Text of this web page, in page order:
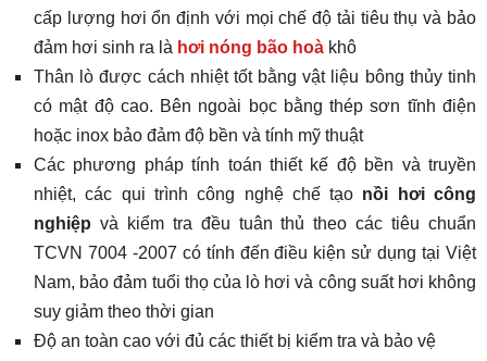
cấp lượng hơi ổn định với mọi chế độ tải tiêu thụ và bảo
đảm hơi sinh ra là hơi nóng bão hoà khô
Thân lò được cách nhiệt tốt bằng vật liệu bông thủy tinh
có mật độ cao. Bên ngoài bọc bằng thép sơn tĩnh điện
hoặc inox bảo đảm độ bền và tính mỹ thuật
Các phương pháp tính toán thiết kế độ bền và truyền
nhiệt, các qui trình công nghệ chế tạo nồi hơi công
nghiệp và kiểm tra đều tuân thủ theo các tiêu chuẩn
TCVN 7004 -2007 có tính đến điều kiện sử dụng tại Việt
Nam, bảo đảm tuổi thọ của lò hơi và công suất hơi không
suy giảm theo thời gian
Độ an toàn cao với đủ các thiết bị kiểm tra và bảo vệ